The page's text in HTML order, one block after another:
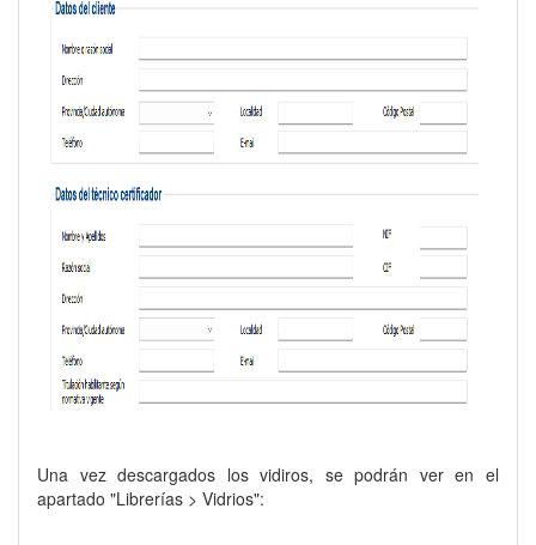
Una vez descargados los vidiros, se podrán ver en el
apartado "Librerías > Vidrios":